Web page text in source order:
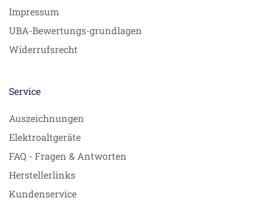
Impressum
UBA-Bewertungs-grundlagen
Widerrufsrecht
Service
Auszeichnungen
Elektroaltgeräte
FAQ - Fragen & Antworten
Herstellerlinks
Kundenservice